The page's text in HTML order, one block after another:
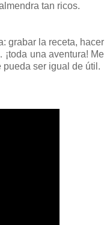
tan ricos.
grabar la receta, hacer
una aventura! Me
pueda ser igual de útil.